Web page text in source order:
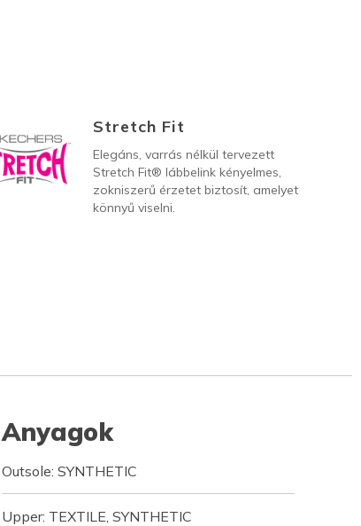
Stretch Fit
Elegáns, varrás nélkül tervezett
Stretch Fit® lábbelink kényelmes,
zokniszerű érzetet biztosít, amelyet
könnyű viselni.
Anyagok
Outsole: SYNTHETIC
Upper: TEXTILE, SYNTHETIC